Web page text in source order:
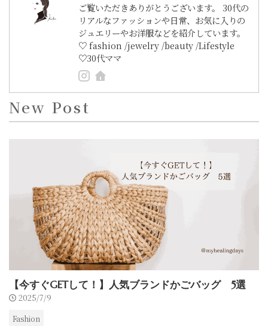
ご覧いただきありがとうございます。 30代の
リアルなファッションや日常、お気に入りの
ジュエリーやお洋服などを紹介しています。
♡ fashion /jewelry /beauty /Lifestyle
♡30代ママ
New Post
【今すぐGETして！】人気ブランドかごバッグ 5選
2025/7/9
Fashion